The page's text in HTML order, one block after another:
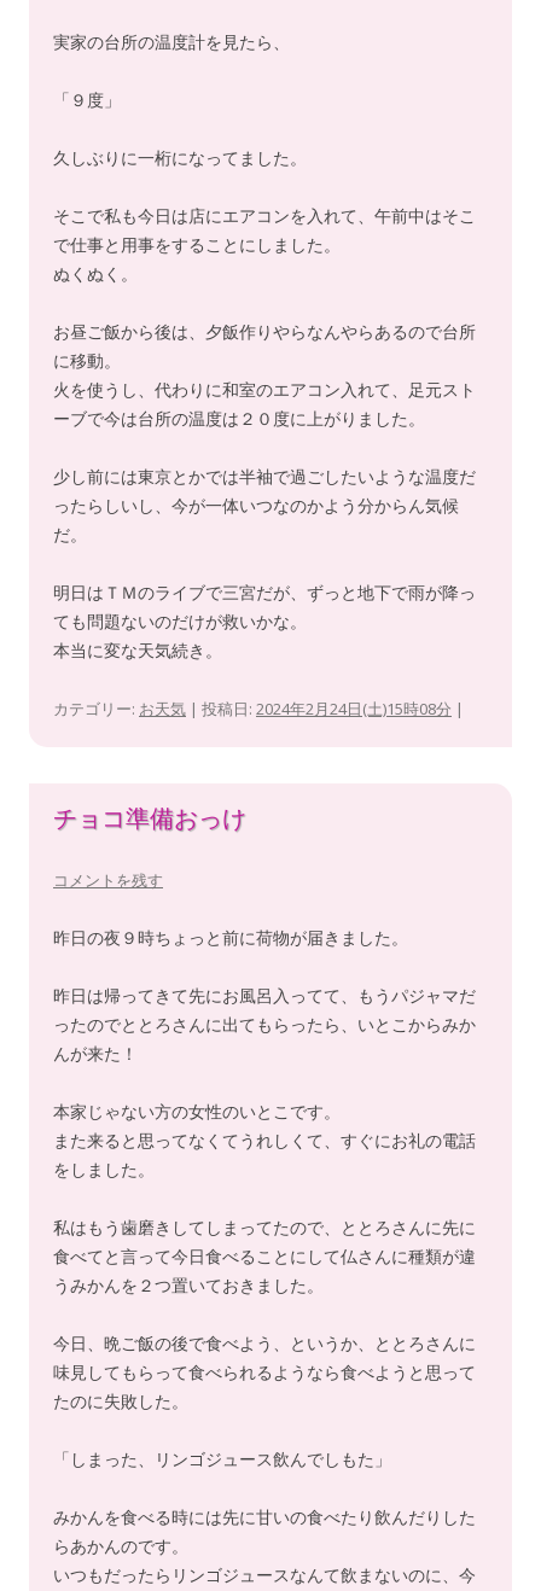
実家の台所の温度計を見たら、
「９度」
久しぶりに一桁になってました。
そこで私も今日は店にエアコンを入れて、午前中はそこ
で仕事と用事をすることにしました。
ぬくぬく。
お昼ご飯から後は、夕飯作りやらなんやらあるので台所
に移動。
火を使うし、代わりに和室のエアコン入れて、足元スト
ーブで今は台所の温度は２０度に上がりました。
少し前には東京とかでは半袖で過ごしたいような温度だ
ったらしいし、今が一体いつなのかよう分からん気候
だ。
明日はＴＭのライブで三宮だが、ずっと地下で雨が降っ
ても問題ないのだけが救いかな。
本当に変な天気続き。
カテゴリー: お天気 | 投稿日: 2024年2月24日(土)15時08分 |
チョコ準備おっけ
コメントを残す
昨日の夜９時ちょっと前に荷物が届きました。
昨日は帰ってきて先にお風呂入ってて、もうパジャマだ
ったのでととろさんに出てもらったら、いとこからみか
んが来た！
本家じゃない方の女性のいとこです。
また来ると思ってなくてうれしくて、すぐにお礼の電話
をしました。
私はもう歯磨きしてしまってたので、ととろさんに先に
食べてと言って今日食べることにして仏さんに種類が違
うみかんを２つ置いておきました。
今日、晩ご飯の後で食べよう、というか、ととろさんに
味見してもらって食べられるようなら食べようと思って
たのに失敗した。
「しまった、リンゴジュース飲んでしもた」
みかんを食べる時には先に甘いの食べたり飲んだりした
らあかんのです。
いつもだったらリンゴジュースなんて飲まないのに、今